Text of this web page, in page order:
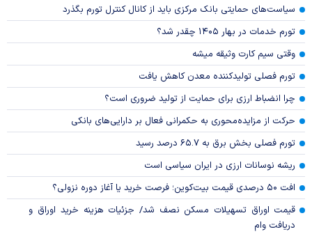
سیاست‌های حمایتی بانک مرکزی باید از کانال کنترل تورم بگذرد
تورم خدمات در بهار ۱۴۰۵ چقدر شد؟
وقتی سیم کارت وثیقه میشه
تورم فصلی تولیدکننده معدن کاهش یافت
چرا انضباط ارزی برای حمایت از تولید ضروری است؟
حرکت از مزایده‌محوری به حکمرانی فعال بر دارایی‌های بانکی
تورم فصلی بخش برق به ۶۵.۷ درصد رسید
ریشه نوسانات ارزی در ایران سیاسی است
افت ۵۰ درصدی قیمت بیت‌کوین؛ فرصت خرید یا آغاز دوره نزولی؟
قیمت اوراق تسهیلات مسکن نصف شد/ جزئیات هزینه خرید اوراق و
دریافت وام